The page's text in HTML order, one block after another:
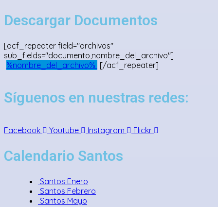
Descargar Documentos
[acf_repeater field="archivos"
sub_fields="documento,nombre_del_archivo"]
%nombre_del_archivo% [/acf_repeater]
Síguenos en nuestras redes:
Facebook Youtube Instagram Flickr
Calendario Santos
Santos Enero
Santos Febrero
Santos Mayo